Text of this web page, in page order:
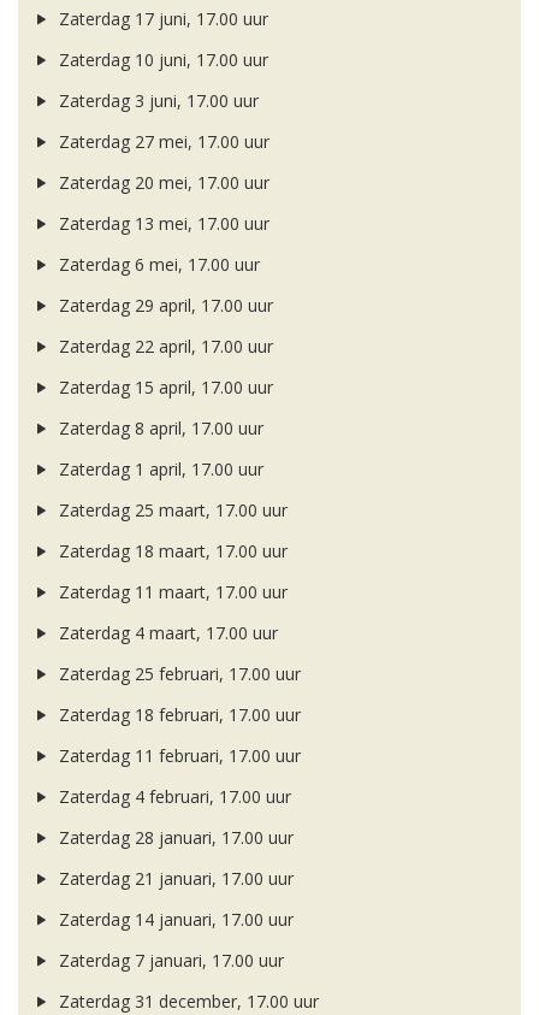
Zaterdag 17 juni, 17.00 uur
Zaterdag 10 juni, 17.00 uur
Zaterdag 3 juni, 17.00 uur
Zaterdag 27 mei, 17.00 uur
Zaterdag 20 mei, 17.00 uur
Zaterdag 13 mei, 17.00 uur
Zaterdag 6 mei, 17.00 uur
Zaterdag 29 april, 17.00 uur
Zaterdag 22 april, 17.00 uur
Zaterdag 15 april, 17.00 uur
Zaterdag 8 april, 17.00 uur
Zaterdag 1 april, 17.00 uur
Zaterdag 25 maart, 17.00 uur
Zaterdag 18 maart, 17.00 uur
Zaterdag 11 maart, 17.00 uur
Zaterdag 4 maart, 17.00 uur
Zaterdag 25 februari, 17.00 uur
Zaterdag 18 februari, 17.00 uur
Zaterdag 11 februari, 17.00 uur
Zaterdag 4 februari, 17.00 uur
Zaterdag 28 januari, 17.00 uur
Zaterdag 21 januari, 17.00 uur
Zaterdag 14 januari, 17.00 uur
Zaterdag 7 januari, 17.00 uur
Zaterdag 31 december, 17.00 uur